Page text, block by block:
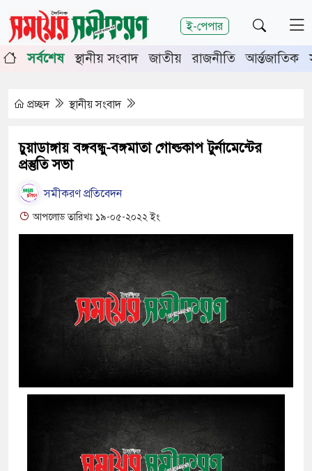
ই-পেপার
শিরোনাম
চুয়াডাঙ্গা-মেহেরপুরে জামায়াতের গণমিছিল
সিনিয়র জেলা জজ রফিকুল ইসলাম
সর্বশেষ স্থানীয় সংবাদ জাতীয় রাজনীতি আর্ন্তজাতিক
প্রচ্ছদ স্থানীয় সংবাদ
চুয়াডাঙ্গায় বঙ্গবন্ধু-বঙ্গমাতা গোল্ডকাপ টুর্নামেন্টের
প্রস্তুতি সভা
সমীকরণ প্রতিবেদন
আপলোড তারিখঃ ১৯-০৫-২০২২ ইং